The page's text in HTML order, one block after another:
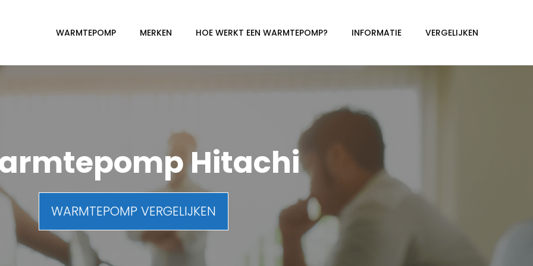
WARMTEPOMP MERKEN HOE WERKT EEN WARMTEPOMP? INFORMATIE VERGELIJKEN
Hitachi
WARMTEPOMP VERGELIJKEN